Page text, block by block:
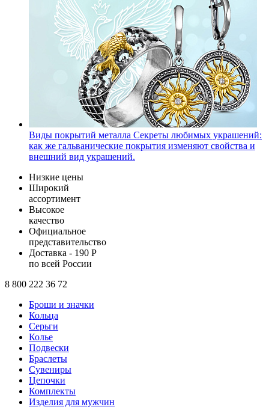
Виды покрытий металла Секреты любимых украшений:
как же гальванические покрытия изменяют свойства и
внешний вид украшений.
Низкие цены
Широкий
ассортимент
Высокое
качество
Официальное
представительство
Доставка - 190 Р
по всей России
8 800 222 36 72
Броши и значки
Кольца
Серьги
Колье
Подвески
Браслеты
Сувениры
Цепочки
Комплекты
Изделия для мужчин